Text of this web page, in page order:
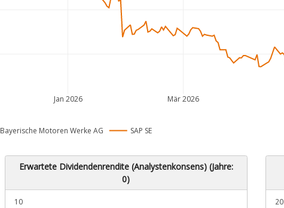
Jan 2026 Mär 2026
Bayerische Motoren Werke AG SAP SE
Erwartete Dividendenrendite (Analystenkonsens) (Jahre:
0)
10 20